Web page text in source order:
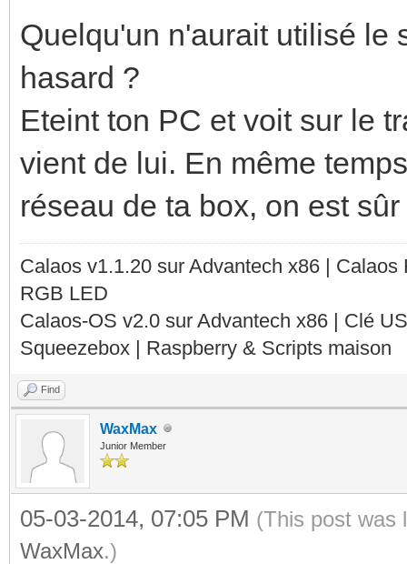
Quelqu'un n'aurait utilisé le
hasard ?
Eteint ton PC et voit sur le
vient de lui. En même
réseau de ta box, on est
Calaos v1.1.20 sur Advantech x86 |
RGB LED
Calaos-OS v2.0 sur Advantech x86 | Clé
Squeezebox | Raspberry & Scripts maison
Find
WaxMax
Junior Member
05-03-2014, 07:05 PM (This post was
WaxMax.)